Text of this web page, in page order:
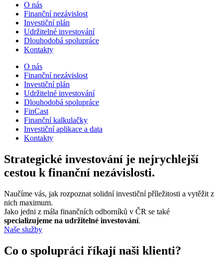
O nás
Finanční nezávislost
Investiční plán
Udržitelné investování
Dlouhodobá spolupráce
Kontakty
O nás
Finanční nezávislost
Investiční plán
Udržitelné investování
Dlouhodobá spolupráce
FinCast
Finanční kalkulačky
Investiční aplikace a data
Kontakty
Strategické investování je nejrychlejší
cestou k finanční nezávislosti.
Naučíme vás, jak rozpoznat solidní investiční příležitosti a vytěžit z
nich maximum.
Jako jedni z mála finančních odborníků v ČR se také
specializujeme na udržitelné investování.
Naše služby
Co o spolupráci říkají naši klienti?